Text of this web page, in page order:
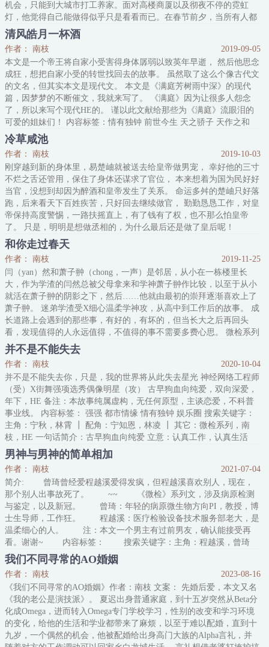
机会，只能到大城市打工养家。面对高楼商厦以及彻夜不停的霓虹
灯，他觉得自己能做得似乎只是看看而已。在春节前夕，当所有人都
盼望着赶快竣工回家过年，卢峰在机缘之下和那个叫易潜的男人连番
相遇。最终谁也没有想到的是，身份相差甚远的两个人竟
清风皓月一杯酒
作者： 南枝
2019-09-05
本文是一个帝王将自家小受害得身体孱弱以致英年早逝， 然后他思念
成狂，想把自家小受的转世找回去的故事。 虽然取了这么个像古代文
的文名，但其实本文是现代文。 本文是《满庭芳树雨中深》的现代
篇，因梦梦的不断催文，我就来写了。 《满庭》因为让很多人怨念
了，所以来写个现代HE的。 谨以此文献给那些为《满庭》流眼泪的
可爱的姐妹们！ 内容标签：情有独钟 前世今生 天之骄子 天作之和
搜索关键字：主角：叶宜辰，蓝昊宇 ┃ 配角：林子信，陈维，木邵
┃ 其它：情有独钟，前世今生，温馨，腹黑，HE
冷草咸池
作者： 南枝
2019-10-03
刚穿越到新的身体里，易楚岫就被送去给皇帝做男宠， 幸好他的三寸
不烂之舌还管用，保住了身体还谋求了官位， 本来想着为国为民好好
当官，没想到却因为醉酒和皇帝发生了关系。 命运多舛的楚岫只好落
跑，后来看天下百姓疾苦，只好回去继续做官， 勤勤恳恳工作，对皇
帝保持高度警惕，一路扶摇直上，有了钱有了权，也不那么怕皇帝
了。 只是，明明是想做丞相的，为什么最后还是做了皇后呢！
和你走过春天
作者： 南枝
2019-11-25
闫（yan）然和萧子翀（chong，一声）是邻居，从小在一栋楼里长
大，作为学渣的闫然总被父母拿来和学神萧子翀作比较，以至于从小
就活在萧子翀的阴影之下，然后……他就由最初的崇拜逐渐喜欢上了
萧子翀。 迷弟学渣受X细心温柔学神攻，从高中到工作后的故事。 成
长道路上会遇到的那些事，有好的，有坏的，但当长大之后再回头
看，发现值得的人永远值得，不值得的事不需要多费心思。 微检系列
文，涉及公共卫生相关知识。 内容标签： 都市情缘 青梅竹马 甜文
校园 搜索关键字：主角：闫（yan）然，萧子翀（chong） ┃
并不是不能失去
作者： 南枝
2020-10-04
并不是不能失去你，只是，我的世界将从此失去星光 神经网络工程师
（受）X街舞强项选秀偶像明星（攻） 古早狗血向纯爱，双向深爱，
年下，HE 备注：本故事纯属虚构，无任何原型，主谈恋爱，不科普
事业线。 内容标签： 强强 都市情缘 情有独钟 娱乐圈 搜索关键字：
主角：宁秋，林霄 ┃ 配角：宁知恩，林凌 ┃ 其它：微检系列，南
枝，HE 一句话简介：古早狗血向纯爱 立意：认真工作，认真生活
==============
男神与男神的简单相加
作者： 南枝
2021-07-04
简介: 曾琦曾经爱程越溪爱得发疯，但程越溪喜欢别人，现在，
那个别人出事故死了。 ~~ 《微检》系列文，涉及病原检测
与鉴定，以及新冠。 曾琦：年轻的病原微生物方向PI，教授，博
士生导师，工作狂。 程越溪：医疗检验设备技术服务部老大，是
温柔细心的人。 注：本文一个男主有过前男友，确认能接受再
看。谢谢~ 内容标签： 搜索关键字：主角：程越溪，曾琦
┃ 配角： ┃ 其它：《微检》系列，南枝 一句话简介：《微检》
系列文5 立意：珍惜当下，认真生活
我们不同寻常的AO婚姻
作者： 南枝
2023-08-16
《我们不同寻常的AO婚姻》作者：南枝 文案： 先婚后爱，本文又名
《我的老公是演技派》。 夏迟出身普通家庭，到十五岁突然从Beta分
化成Omega，进而转入Omega专门学校学习，性别的改变和学习环境
的变化，给他的生活和学业都带来了麻烦，以至于难以配婚，直到十
九岁，一个偶然的机会，他被配婚给出身高门大族的Alpha言礼，并